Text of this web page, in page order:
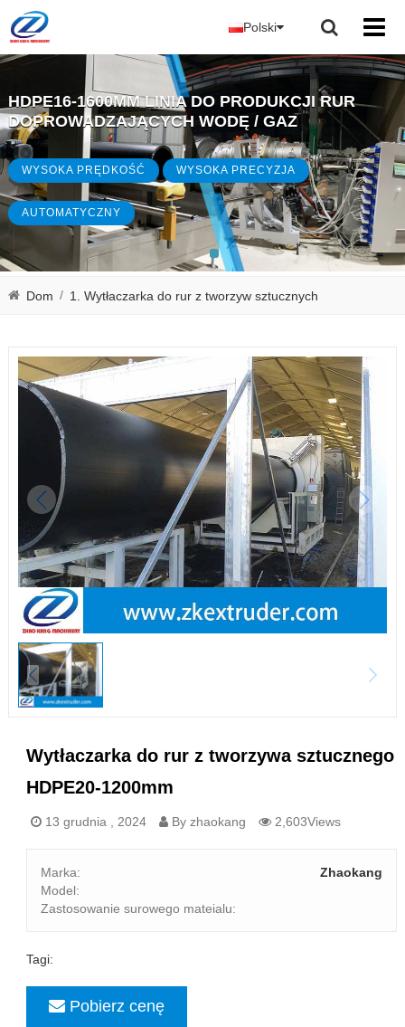
Polski
HDPE16-1600MM LINIA DO PRODUKCJI RUR
DOPROWADZAJĄCYCH WODĘ / GAZ
WYSOKA PRĘDKOŚĆ WYSOKA PRECYZJA
AUTOMATYCZNY
Dom / 1. Wytłaczarka do rur z tworzyw sztucznych
Wytłaczarka do rur z tworzywa sztucznego
HDPE20-1200mm
13 grudnia , 2024 By zhaokang 2,603Views
Marka:
Zhaokang
Model:
Zastosowanie surowego mateialu:
Tagi:
Pobierz cenę